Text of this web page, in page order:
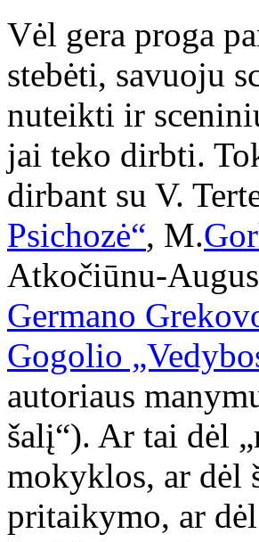
Vėl gera proga
stebėti, savuoju
nuteikti ir
jai teko dirbti.
dirbant su V.
Psichozė“, M.
Atkočiūnu-
Germano
Gogolio
autoriaus
šalį“). Ar tai dėl
mokyklos, ar dėl
pritaikymo, ar